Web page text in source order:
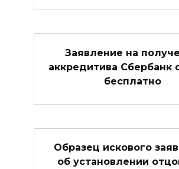
Заявление на
аккредитива Сбербанк
бесплатно
Образец искового
об установлении